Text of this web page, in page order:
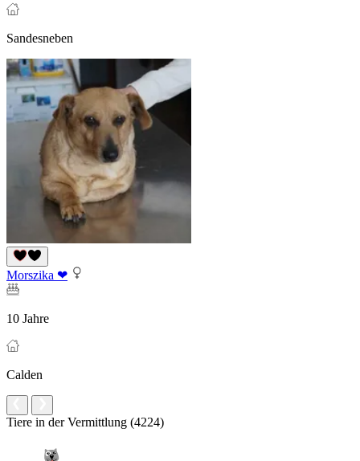
Sandesneben
Morszika ❤
10 Jahre
Calden
Tiere in der Vermittlung (4224)